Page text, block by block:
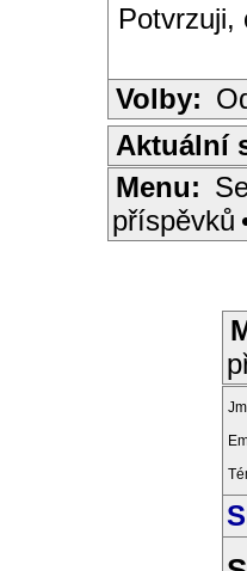
Potvrzuji,
Volby:
Aktuální
Menu:
příspěvků